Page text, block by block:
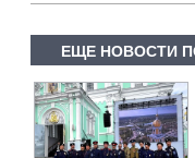
ЕЩЕ НОВОСТИ